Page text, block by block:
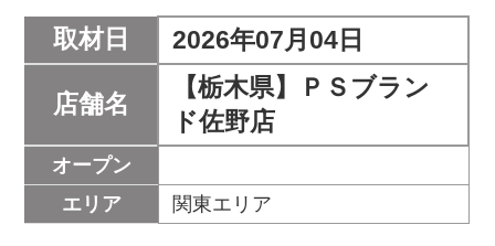
取材日 2026年07月04日
店舗名
【栃木県】ＰＳブラン
ド佐野店
オープン
エリア
関東エリア